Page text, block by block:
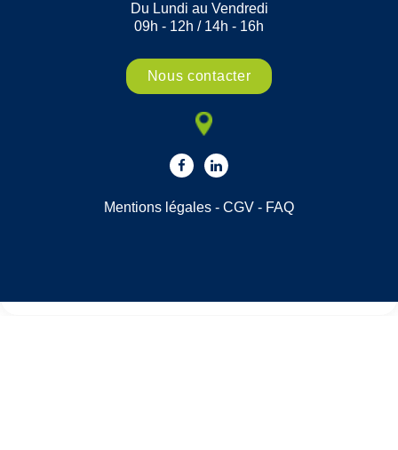
Du Lundi au Vendredi
09h - 12h / 14h - 16h
Nous contacter
Mentions légales - CGV - FAQ